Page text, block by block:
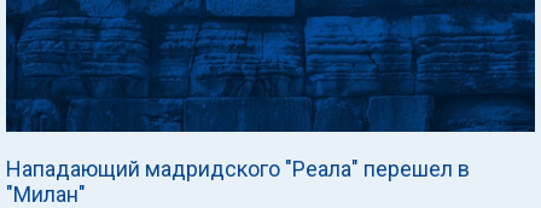
Нападающий мадридского "Реала" перешел в
"Милан"